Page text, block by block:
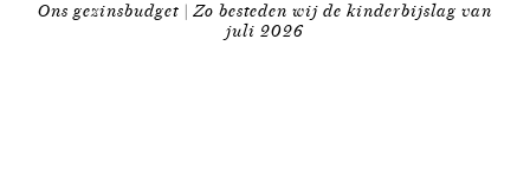
Ons gezinsbudget | Zo besteden wij de kinderbijslag van
juli 2026